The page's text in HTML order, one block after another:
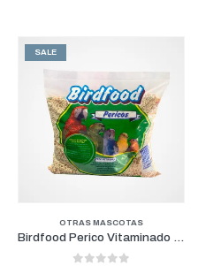
SALE
OTRAS MASCOTAS
Birdfood Perico Vitaminado 800gr